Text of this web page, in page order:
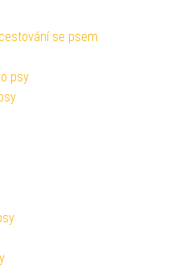
se psem
psy